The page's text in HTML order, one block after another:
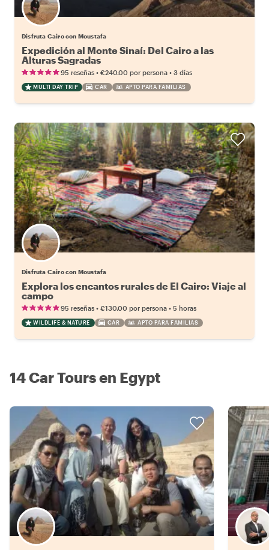
Disfruta Cairo con Moustafa
Expedición al Monte Sinaí: Del Cairo a las
Alturas Sagradas
95 reseñas • €240.00 por persona • 3 días
MULTI DAY TRIP CAR APTO PARA FAMILIAS
Disfruta Cairo con Moustafa
Explora los encantos rurales de El Cairo: Viaje al
campo
95 reseñas • €130.00 por persona • 5 horas
WILDLIFE & NATURE CAR APTO PARA FAMILIAS
14 Car Tours en Egypt